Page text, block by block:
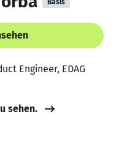
Engineer, EDAG
sehen.